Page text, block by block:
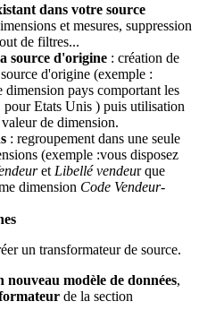
dans votre source
et mesures, suppression
de filtres...
source d'origine : création de
d'origine (exemple :
dimension pays comportant les
Etats Unis ) puis utilisation
de dimension.
: regroupement dans une seule
(exemple :vous disposez
et Libellé vendeur que
dimension Code Vendeur-
un transformateur de source.
modèle de données,
de la section